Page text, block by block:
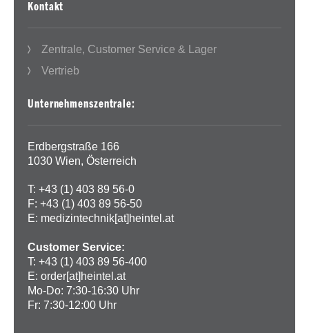
Kontakt
Zentrale, Customer Service & Lager
Vertrieb
Unternehmenszentrale:
Erdbergstraße 166
1030 Wien, Österreich
T: +43 (1) 403 89 56-0
F: +43 (1) 403 89 56-50
E: medizintechnik[at]heintel.at
Customer Service:
T: +43 (1) 403 89 56-400
E: order[at]heintel.at
Mo-Do: 7:30-16:30 Uhr
Fr: 7:30-12:00 Uhr